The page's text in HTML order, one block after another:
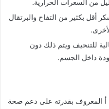
من السعرات الحرارية.
أقل بكثير من التفاح والبرتقال
للتنحيف ويتم ذلك دون
داخل الجسم.
أ المعروف بقدرته على دعم صحة